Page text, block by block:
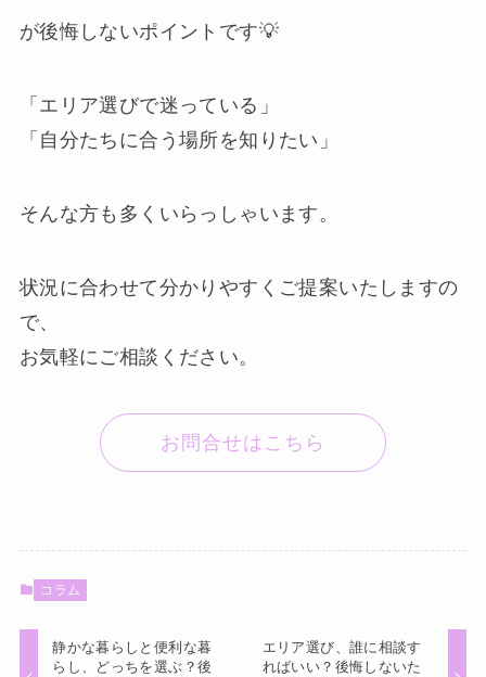
が後悔しないポイントです💡
「エリア選びで迷っている」
「自分たちに合う場所を知りたい」
そんな方も多くいらっしゃいます。
状況に合わせて分かりやすくご提案いたしますの
で、
お気軽にご相談ください。
お問合せはこちら
コラム
静かな暮らしと便利な暮
らし、どっちを選ぶ？後
エリア選び、誰に相談す
ればいい？後悔しないた